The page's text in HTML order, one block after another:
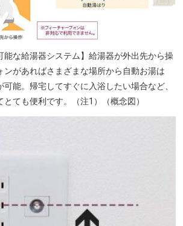
能な給湯器システム】給湯器が外出先から操
ンがあればさまざまな場所から自動お湯は
可能。帰宅してすぐに入浴したい場合など、
ても便利です。（注1）（概念図）